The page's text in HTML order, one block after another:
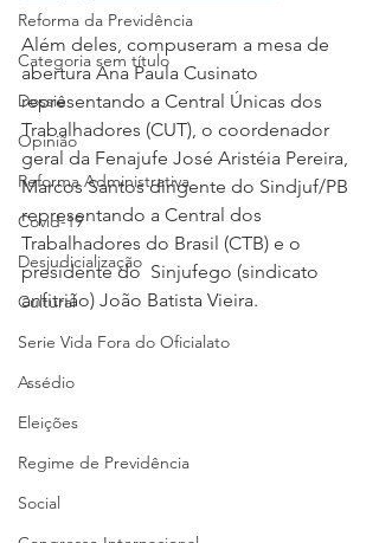
Reforma da Previdência
Categoria sem título
Dossiê
Opinião
Reforma Administrativa
Covid-19
Desjudicialização
Cultural
Serie Vida Fora do Oficialato
Assédio
Eleições
Regime de Previdência
Social
Além deles, compuseram a mesa de
abertura Ana Paula Cusinato
representando a Central Únicas dos
Trabalhadores (CUT), o coordenador
geral da Fenajufe José Aristéia Pereira,
Marcos Santos dirigente do Sindjuf/PB
representando a Central dos
Trabalhadores do Brasil (CTB) e o
presidente do  Sinjufego (sindicato
anfitrião) João Batista Vieira.